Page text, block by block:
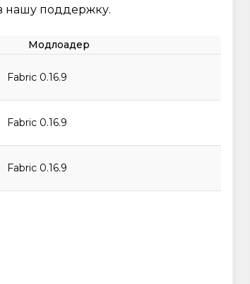
нашу поддержку.
Модлоадер
Fabric 0.16.9
Fabric 0.16.9
Fabric 0.16.9